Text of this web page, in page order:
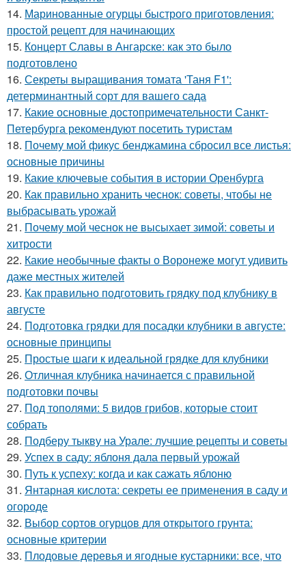
14. Маринованные огурцы быстрого приготовления:
простой рецепт для начинающих
15. Концерт Славы в Ангарске: как это было
подготовлено
16. Секреты выращивания томата 'Таня F1':
детерминантный сорт для вашего сада
17. Какие основные достопримечательности Санкт-
Петербурга рекомендуют посетить туристам
18. Почему мой фикус бенджамина сбросил все листья:
основные причины
19. Какие ключевые события в истории Оренбурга
20. Как правильно хранить чеснок: советы, чтобы не
выбрасывать урожай
21. Почему мой чеснок не высыхает зимой: советы и
хитрости
22. Какие необычные факты о Воронеже могут удивить
даже местных жителей
23. Как правильно подготовить грядку под клубнику в
августе
24. Подготовка грядки для посадки клубники в августе:
основные принципы
25. Простые шаги к идеальной грядке для клубники
26. Отличная клубника начинается с правильной
подготовки почвы
27. Под тополями: 5 видов грибов, которые стоит
собрать
28. Подберу тыкву на Урале: лучшие рецепты и советы
29. Успех в саду: яблоня дала первый урожай
30. Путь к успеху: когда и как сажать яблоню
31. Янтарная кислота: секреты ее применения в саду и
огороде
32. Выбор сортов огурцов для открытого грунта:
основные критерии
33. Плодовые деревья и ягодные кустарники: все, что